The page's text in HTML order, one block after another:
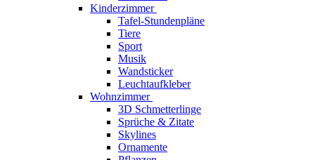
Kinderzimmer
Tafel-Stundenpläne
Tiere
Sport
Musik
Wandsticker
Leuchtaufkleber
Wohnzimmer
3D Schmetterlinge
Sprüche & Zitate
Skylines
Ornamente